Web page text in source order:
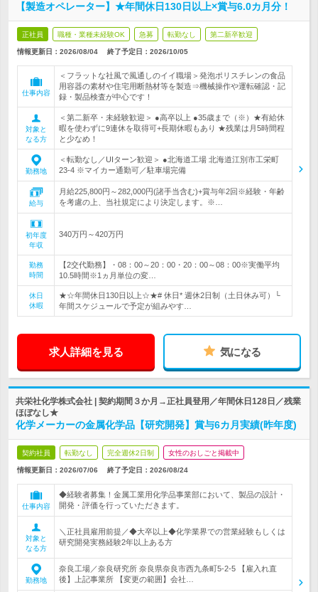
【製造オペレーター】★年間休日130日以上×賞与6.0カ月分！
正社員 職種・業種未経験OK 急募 転勤なし 第二新卒歓迎
情報更新日：2026/08/04 終了予定日： 2026/10/05
仕事内容
＜フラットな社風で風通しのイイ職場＞発泡ポリスチレンの食品
用容器の素材や住宅用断熱材等を製造⇒機械操作や運転確認・記
録・製品検査が中心です！
対象と
なる方
＜第二新卒・未経験歓迎＞ ●高卒以上 ●35歳まで（※）★有給休
暇を使わずに9連休を取得可+長期休暇もあり ★残業は月5時間程
と少なめ！
勤務地
＜転勤なし／UIターン歓迎＞ ●北海道工場 北海道江別市工栄町
23-4 ※マイカー通勤可／駐車場完備
給与
月給225,800円～282,000円(諸手当含む)+賞与年2回※経験・年齢
を考慮の上、当社規定により決定します。※…
初年度
年収
340万円～420万円
勤務
時間
【2交代勤務】・08：00～20：00・20：00～08：00※実働平均
10.5時間※1ヵ月単位の変…
休日
休暇
★☆年間休日130日以上☆★# 休日* 週休2日制（土日休み可）└
年間スケジュールで予定が組みやす…
求人詳細を見る 気になる
共栄社化学株式会社 | 契約期間３か月→正社員登用／年間休日128日／残業
ほぼなし★
化学メーカーの金属化学品【研究開発】賞与6カ月実績(昨年度)
契約社員 転勤なし 完全週休2日制 女性のおしごと掲載中
情報更新日：2026/07/06 終了予定日： 2026/08/24
仕事内容
◆経験者募集！金属工業用化学品事業部において、製品の設計・
開発・評価を行っていただきます。
対象と
なる方
＼正社員雇用前提／◆大卒以上◆化学業界での営業経験もしくは
研究開発実務経験2年以上ある方
勤務地
奈良工場／奈良研究所 奈良県奈良市西九条町5-2-5 【雇入れ直
後】上記事業所 【変更の範囲】会社…